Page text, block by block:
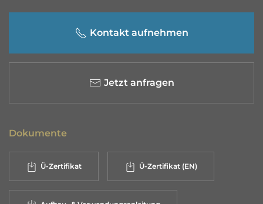
Kontakt aufnehmen
Jetzt anfragen
Dokumente
Ü-Zertifikat Ü-Zertifikat (EN)